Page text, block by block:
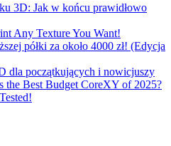
3D: Jak w końcu prawidłowo
Any Texture You Want!
półki za około 4000 zł! (Edycja
dla początkujących i nowicjuszy
the Best Budget CoreXY of 2025?